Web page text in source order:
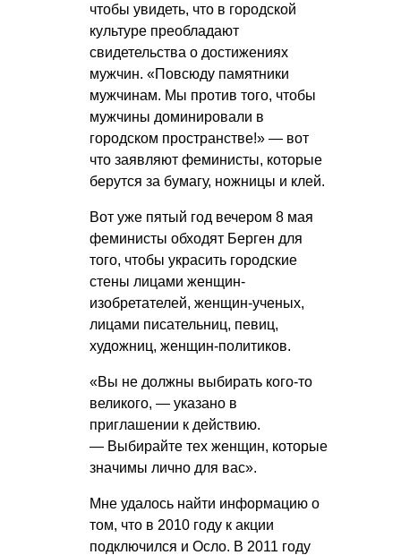
чтобы увидеть, что в городской
культуре преобладают
свидетельства о достижениях
мужчин. «Повсюду памятники
мужчинам. Мы против того, чтобы
мужчины доминировали в
городском пространстве!» — вот
что заявляют феминисты, которые
берутся за бумагу, ножницы и клей.
Вот уже пятый год вечером 8 мая
феминисты обходят Берген для
того, чтобы украсить городские
стены лицами женщин-
изобретателей, женщин-ученых,
лицами писательниц, певиц,
художниц, женщин-политиков.
«Вы не должны выбирать кого-то
великого, — указано в
приглашении к действию.
— Выбирайте тех женщин, которые
значимы лично для вас».
Мне удалось найти информацию о
том, что в 2010 году к акции
подключился и Осло. В 2011 году